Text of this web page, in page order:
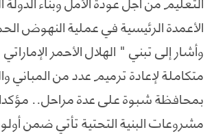
الأعمدة الرئيسية في عملية النهوض
وأشار إلى تبني " الهلال الأحمر
متكاملة لإعادة ترميم عدد من المباني
بمحافظة شبوة على عدة مراحل.. مؤكدا
مشروعات البنية التحتية تأتي ضمن